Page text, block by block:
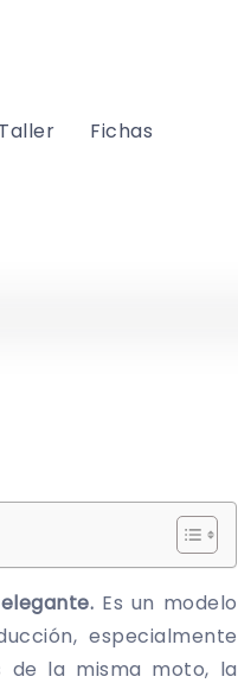
Taller Fichas
Es un modelo
especialmente
de la misma moto, la